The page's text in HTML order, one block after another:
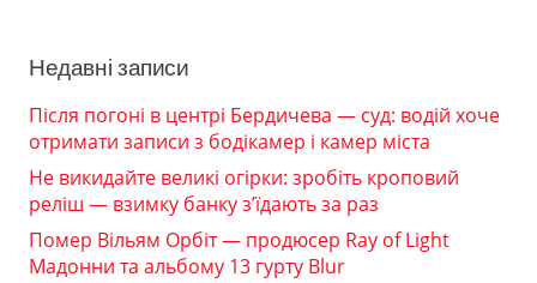
Недавні записи
Після погоні в центрі Бердичева — суд: водій хоче
отримати записи з бодікамер і камер міста
Не викидайте великі огірки: зробіть кроповий
реліш — взимку банку з’їдають за раз
Помер Вільям Орбіт — продюсер Ray of Light
Мадонни та альбому 13 гурту Blur